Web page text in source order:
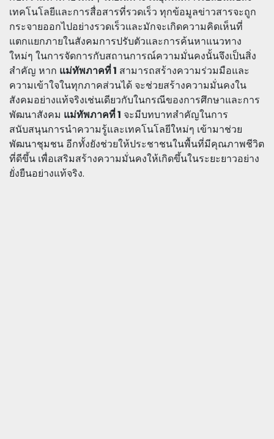
เทคโนโลยีและการสื่อสารที่รวดเร็ว ทุกข้อมูลข่าวสารจะถูก
กระจายออกไปอย่างรวดเร็วและมักจะเกิดความคิดเห็นที่
แตกแยกภายในสังคมการปรับตัวและการค้นหาแนวทาง
ใหม่ๆ ในการจัดการกับสถานการณ์ความมั่นคงนั้นจึงเป็นสิ่ง
สำคัญ หาก แม่ทัพภาคที่ 1 สามารถสร้างความร่วมมือและ
ความเข้าใจในทุกภาคส่วนได้ จะช่วยสร้างความมั่นคงใน
สังคมอย่างแท้จริงเช่นเดียวกับในกรณีของการศึกษาและการ
พัฒนาสังคม แม่ทัพภาคที่ 1 จะมีบทบาทสำคัญในการ
สนับสนุนการนำความรู้และเทคโนโลยีใหม่ๆ เข้ามาช่วย
พัฒนาชุมชน อีกทั้งยังช่วยให้ประชาชนในพื้นที่มีคุณภาพชีวิต
ที่ดีขึ้น เพื่อเสริมสร้างความมั่นคงให้เกิดขึ้นในระยะยาวอย่าง
ยั่งยืนอย่างแท้จริง.